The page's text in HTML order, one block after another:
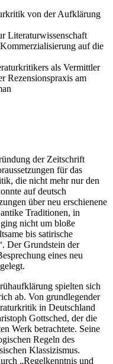
von der Aufklärung
Literaturwissenschaft
auf die
als Vermittler
Rezensionspraxis am
der Zeitschrift
für das
die nicht mehr nur den
auf deutsch
über neu erschienene
Traditionen, in
nicht um bloße
bis satirische
Der Grundstein der
eines neu
spielten sich
ab. Von grundlegender
in Deutschland
Gottsched, der die
Werk betrachtete. Seine
Regeln des
Klassizismus.
„Regelkenntnis und